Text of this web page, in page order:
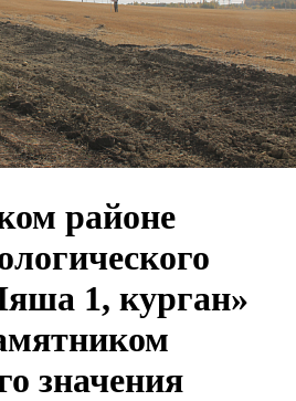
районе
1, курган»
значения